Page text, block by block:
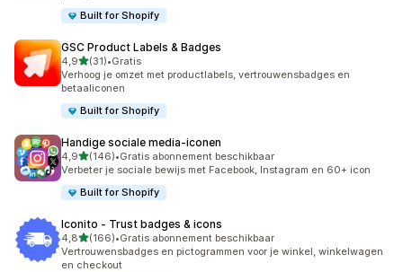
Built for Shopify
GSC Product Labels & Badges
4,9van 5 sterren
(31)
31 recensies in totaal
•Gratis
Verhoog je omzet met productlabels, vertrouwensbadges en
betaaliconen
Built for Shopify
Handige sociale media‑iconen
4,9van 5 sterren
(146)
146 recensies in totaal
•Gratis abonnement beschikbaar
Verbeter je sociale bewijs met Facebook, Instagram en 60+ icon
Built for Shopify
Iconito ‑ Trust badges & icons
4,8van 5 sterren
(166)
166 recensies in totaal
•Gratis abonnement beschikbaar
Vertrouwensbadges en pictogrammen voor je winkel, winkelwagen
en checkout